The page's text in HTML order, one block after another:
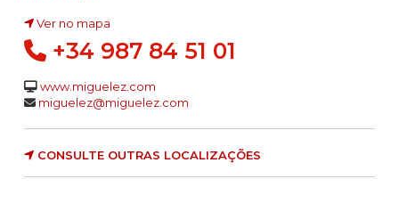
Ver no mapa
+34 987 84 51 01
www.miguelez.com
miguelez@miguelez.com
CONSULTE OUTRAS LOCALIZAÇÕES